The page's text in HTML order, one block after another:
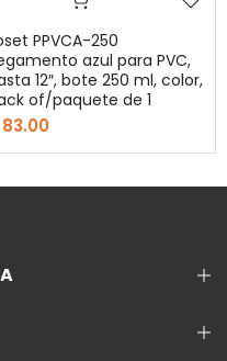
PPVCA-250
azul para PVC,
12″, bote 250 ml, color,
of/paquete de 1